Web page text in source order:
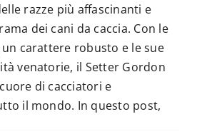
razze più affascinanti e
dei cani da caccia. Con le
carattere robusto e le sue
venatorie, il Setter Gordon
di cacciatori e
il mondo. In questo post,
fucili: protagoniste